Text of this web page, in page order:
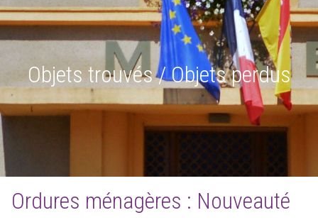
Objets trouvés / Objets perdus
Ordures ménagères : Nouveauté